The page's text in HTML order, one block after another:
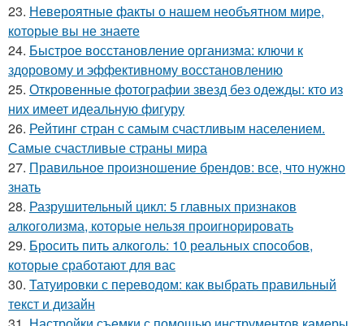
23. Невероятные факты о нашем необъятном мире,
которые вы не знаете
24. Быстрое восстановление организма: ключи к
здоровому и эффективному восстановлению
25. Откровенные фотографии звезд без одежды: кто из
них имеет идеальную фигуру
26. Рейтинг стран с самым счастливым населением.
Самые счастливые страны мира
27. Правильное произношение брендов: все, что нужно
знать
28. Разрушительный цикл: 5 главных признаков
алкоголизма, которые нельзя проигнорировать
29. Бросить пить алкоголь: 10 реальных способов,
которые сработают для вас
30. Татуировки с переводом: как выбрать правильный
текст и дизайн